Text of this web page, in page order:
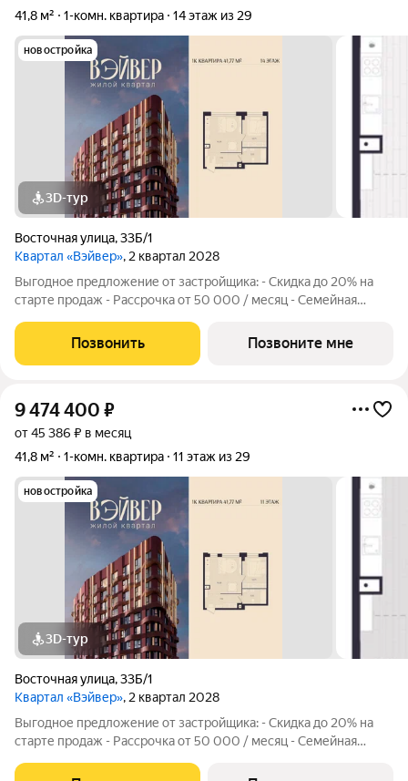
41,8 м²
1-комн. квартира 14 этаж из 29
новостройка
3D-тур
Восточная улица,33Б/1
Квартал «Вэйвер», 2 квартал 2028
Выгодное предложение от застройщика: - Скидка до 20% на
старте продаж - Рассрочка от 50 000 / месяц - Семейная
1-комнатной квартиры в Жилом квартале Вэйвер от
Девелоперской компании Люди,
Позвонить Позвоните мне
9 474 400 ₽
от 45 386 ₽ в месяц
41,8 м²
1-комн. квартира 11 этаж из 29
новостройка
3D-тур
Восточная улица,33Б/1
Квартал «Вэйвер», 2 квартал 2028
Выгодное предложение от застройщика: - Скидка до 20% на
старте продаж - Рассрочка от 50 000 / месяц - Семейная
1-комнатной квартиры в Жилом квартале Вэйвер от